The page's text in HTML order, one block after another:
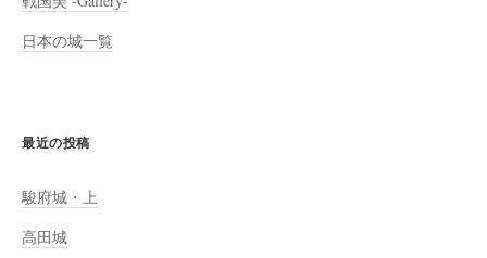
日本の城一覧
最近の投稿
駿府城・上
高田城